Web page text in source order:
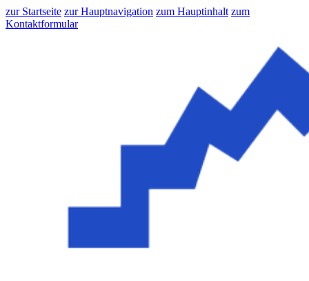
zur Startseite zur Hauptnavigation zum Hauptinhalt zum
Kontaktformular